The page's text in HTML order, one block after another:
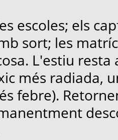
escoles; els
sort; les
L'estiu
més radiada,
febre).